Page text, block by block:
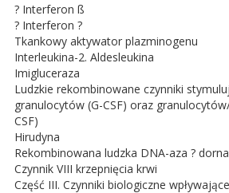
? Interferon ß
? Interferon ?
Tkankowy aktywator plazminogenu
Interleukina-2. Aldesleukina
Imigluceraza
Ludzkie rekombinowane czynniki
granulocytów (G-CSF) oraz
CSF)
Hirudyna
Rekombinowana ludzka DNA-aza ?
Czynnik VIII krzepnięcia krwi
Część III. Czynniki biologiczne